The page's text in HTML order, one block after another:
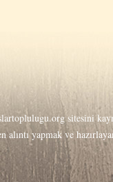
sitesini
yapmak ve